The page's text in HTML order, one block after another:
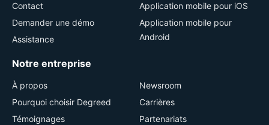
Contact
Demander une démo
Assistance
Application mobile pour iOS
Application mobile pour
Android
Notre entreprise
À propos
Pourquoi choisir Degreed
Témoignages
Newsroom
Carrières
Partenariats